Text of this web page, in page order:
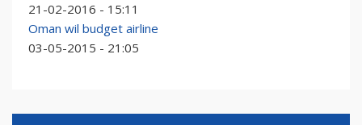
21-02-2016 - 15:11
Oman wil budget airline
03-05-2015 - 21:05